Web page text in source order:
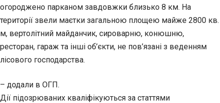
огороджено парканом завдовжки близько 8 км. На
території звели маєтки загальною площею майже 2800 кв.
м, вертолітний майданчик, сироварню, конюшню,
ресторан, гараж та інші об’єкти, не пов’язані з веденням
лісового господарства.
– додали в ОГП.
Дії підозрюваних кваліфікуються за статтями